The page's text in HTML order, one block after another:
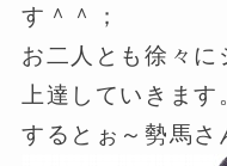
す＾＾；
お二人とも徐々
上達していきます
するとぉ～勢馬さ